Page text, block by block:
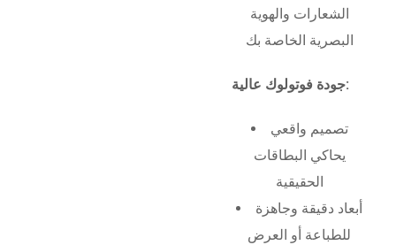
الشعارات والهوية
البصرية الخاصة بك
جودة فوتولوك عالية:
تصميم واقعي
يحاكي البطاقات
الحقيقية
أبعاد دقيقة وجاهزة
للطباعة أو العرض